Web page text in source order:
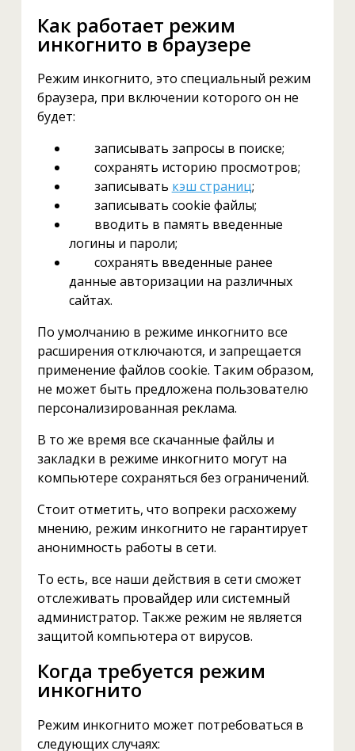
Как работает режим
инкогнито в браузере
Режим инкогнито, это специальный режим
браузера, при включении которого он не
будет:
записывать запросы в поиске;
сохранять историю просмотров;
записывать кэш страниц;
записывать cookie файлы;
вводить в память введенные
логины и пароли;
сохранять введенные ранее
данные авторизации на различных
сайтах.
По умолчанию в режиме инкогнито все
расширения отключаются, и запрещается
применение файлов cookie. Таким образом,
не может быть предложена пользователю
персонализированная реклама.
В то же время все скачанные файлы и
закладки в режиме инкогнито могут на
компьютере сохраняться без ограничений.
Стоит отметить, что вопреки расхожему
мнению, режим инкогнито не гарантирует
анонимность работы в сети.
То есть, все наши действия в сети сможет
отслеживать провайдер или системный
администратор. Также режим не является
защитой компьютера от вирусов.
Когда требуется режим
инкогнито
Режим инкогнито может потребоваться в
следующих случаях: